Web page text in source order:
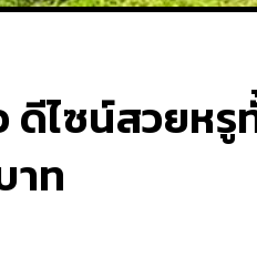
ไซน์สวยห
าท